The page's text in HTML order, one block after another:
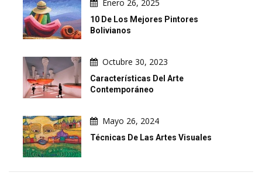
Enero 26, 2025
10 De Los Mejores Pintores
Bolivianos
Octubre 30, 2023
Características Del Arte
Contemporáneo
Mayo 26, 2024
Técnicas De Las Artes Visuales